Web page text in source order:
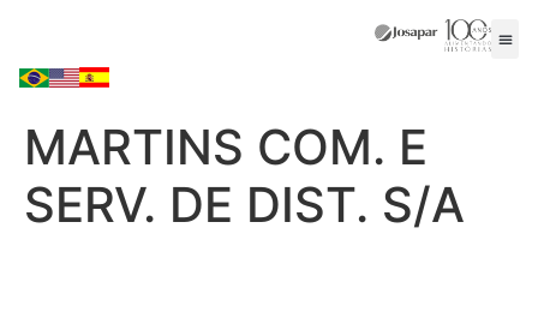
MARTINS COM. E
SERV. DE DIST. S/A